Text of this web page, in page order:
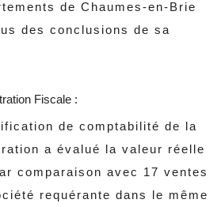
de Chaumes-en-Brie
des conclusions de sa
Fiscale :
de comptabilité de la
a évalué la valeur réelle
comparaison avec 17 ventes
requérante dans le même